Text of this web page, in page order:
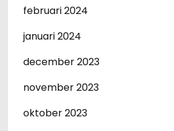
februari 2024
januari 2024
december 2023
november 2023
oktober 2023